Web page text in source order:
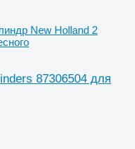
New Holland 2
87306504 для